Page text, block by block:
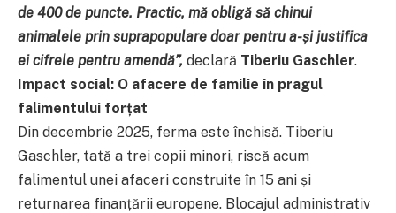
de 400 de puncte. Practic, mă obligă să chinui
animalele prin suprapopulare doar pentru a-și justifica
ei cifrele pentru amendă”, declară Tiberiu Gaschler.
Impact social: O afacere de familie în pragul
falimentului forțat
Din decembrie 2025, ferma este închisă. Tiberiu
Gaschler, tată a trei copii minori, riscă acum
falimentul unei afaceri construite în 15 ani și
returnarea finanțării europene. Blocajul administrativ